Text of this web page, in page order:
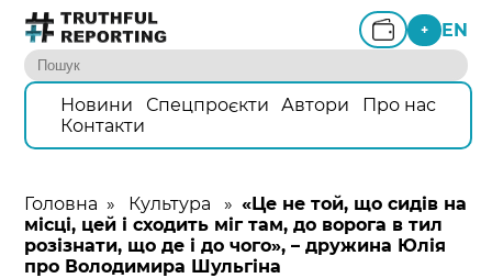
+ EN
Новини Спецпроєкти Автори
Про нас
Контакти
Головна » Культура »«Це не той, що сидів на
місці, цей і сходить міг там, до ворога в тил
розізнати, що де і до чого», – дружина Юлія
про Володимира Шульгіна